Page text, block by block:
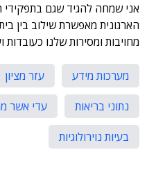
אני שמחה להגיד שגם בתפקידי
הארגונית מאפשרת שילוב בין
מחויבות ומסירות שלנו כעובדות
מערכות מידע עזר מציון
נתוני בריאות
עדי אשר
בעיות נוירולוגיות